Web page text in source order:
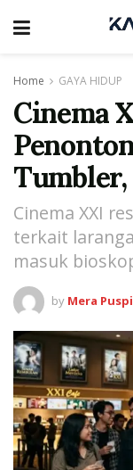
Home GAYA HIDUP
Cinema
Cinema XXI
terkait
masuk
by Mera